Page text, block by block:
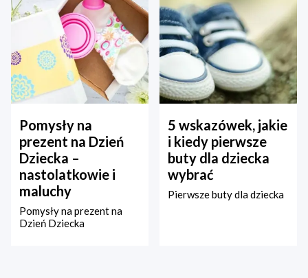
Pomysły na
prezent na Dzień
Dziecka –
nastolatkowie i
maluchy
Pomysły na prezent na
Dzień Dziecka
5 wskazówek, jakie
i kiedy pierwsze
buty dla dziecka
wybrać
Pierwsze buty dla dziecka